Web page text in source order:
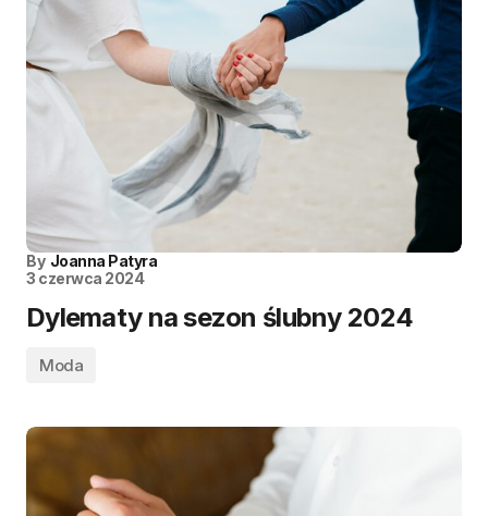
By Joanna Patyra
3 czerwca 2024
Dylematy na sezon ślubny 2024
Moda